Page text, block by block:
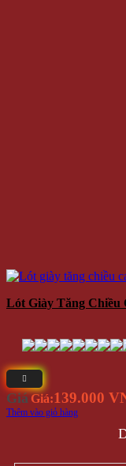
Lót Giày Tăng Chiều
Giá Giá:139.000
Thêm vào giỏ hàng